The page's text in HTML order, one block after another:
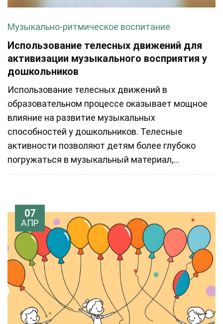
Музыкально-ритмическое воспитание
Использование телесных движений для
активизации музыкального восприятия у
дошкольников
Использование телесных движений в
образовательном процессе оказывает мощное
влияние на развитие музыкальных
способностей у дошкольников. Телесные
активности позволяют детям более глубоко
погружаться в музыкальный материал,...
07
АПР